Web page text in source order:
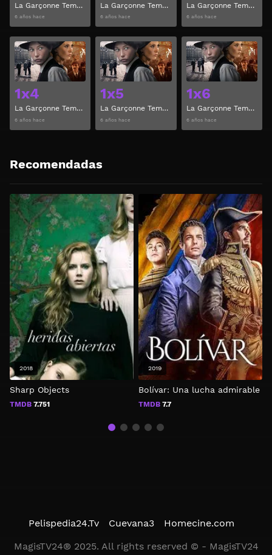
La Garçonne Temporada 1 Capitulo 1
6 años hace
La Garçonne Temporada 1 Capitulo 2
6 años hace
La Garçonne Temporada 1 Capitulo 3
6 años hace
1x4
La Garçonne Temporada 1 Capitulo 4
6 años hace
Ver
1x5
La Garçonne Temporada 1 Capitulo 5
6 años hace
Ver
1x6
La Garçonne Temporada 1 Capitulo 6
6 años hace
Recomendadas
Sharp Objects
TMDB 7.751
2018
Bolívar: Una lucha admirable
TMDB 7.7
2019
Pelispedia24.Tv Cuevana3
Homecine.com
MagisTV24® 2025. All rights reserved © - MagisTV24